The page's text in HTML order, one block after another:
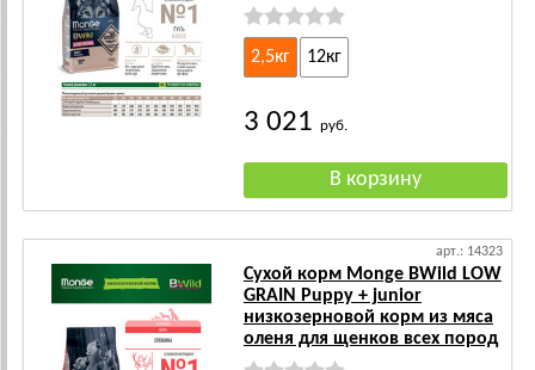
2,5кг 12кг
3 021 руб.
арт.: 14323
Сухой корм Monge BWild LOW
GRAIN Puppy + junior
низкозерновой корм из мяса
оленя для щенков всех пород